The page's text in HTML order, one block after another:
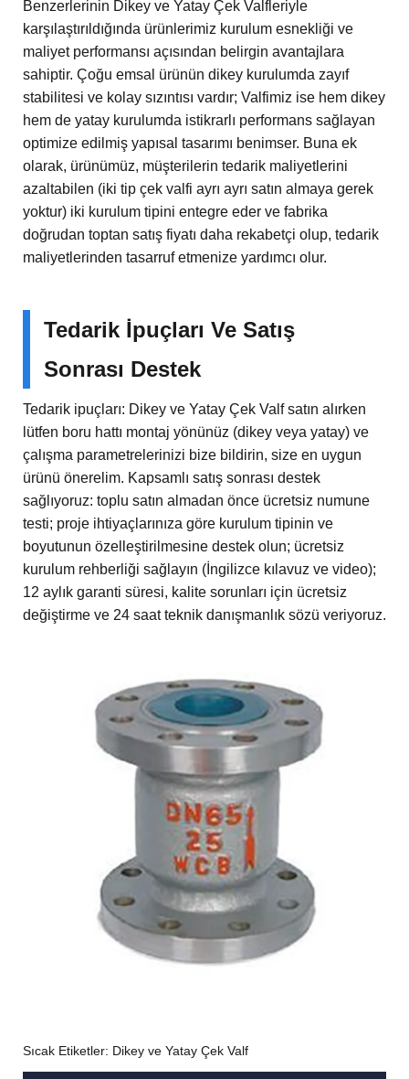
Benzerlerinin Dikey ve Yatay Çek Valfleriyle
karşılaştırıldığında ürünlerimiz kurulum esnekliği ve
maliyet performansı açısından belirgin avantajlara
sahiptir. Çoğu emsal ürünün dikey kurulumda zayıf
stabilitesi ve kolay sızıntısı vardır; Valfimiz ise hem dikey
hem de yatay kurulumda istikrarlı performans sağlayan
optimize edilmiş yapısal tasarımı benimser. Buna ek
olarak, ürünümüz, müşterilerin tedarik maliyetlerini
azaltabilen (iki tip çek valfi ayrı ayrı satın almaya gerek
yoktur) iki kurulum tipini entegre eder ve fabrika
doğrudan toptan satış fiyatı daha rekabetçi olup, tedarik
maliyetlerinden tasarruf etmenize yardımcı olur.
Tedarik İpuçları Ve Satış
Sonrası Destek
Tedarik ipuçları: Dikey ve Yatay Çek Valf satın alırken
lütfen boru hattı montaj yönünüz (dikey veya yatay) ve
çalışma parametrelerinizi bize bildirin, size en uygun
ürünü önerelim. Kapsamlı satış sonrası destek
sağlıyoruz: toplu satın almadan önce ücretsiz numune
testi; proje ihtiyaçlarınıza göre kurulum tipinin ve
boyutunun özelleştirilmesine destek olun; ücretsiz
kurulum rehberliği sağlayın (İngilizce kılavuz ve video);
12 aylık garanti süresi, kalite sorunları için ücretsiz
değiştirme ve 24 saat teknik danışmanlık sözü veriyoruz.
Sıcak Etiketler: Dikey ve Yatay Çek Valf